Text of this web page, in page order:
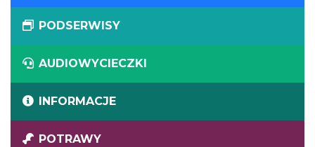
PODSERWISY
AUDIOWYCIECZKI
INFORMACJE
POTRAWY